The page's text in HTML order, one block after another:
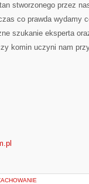
stworzonego przez
co prawda wydamy
szukanie eksperta
komin uczyni nam